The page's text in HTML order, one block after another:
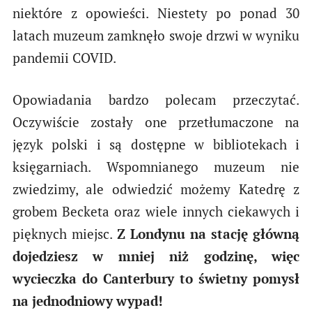
niektóre z opowieści. Niestety po ponad 30
latach muzeum zamknęło swoje drzwi w wyniku
pandemii COVID.
Opowiadania bardzo polecam przeczytać.
Oczywiście zostały one przetłumaczone na
język polski i są dostępne w bibliotekach i
księgarniach. Wspomnianego muzeum nie
zwiedzimy, ale odwiedzić możemy Katedrę z
grobem Becketa oraz wiele innych ciekawych i
pięknych miejsc. Z Londynu na stację główną
dojedziesz w mniej niż godzinę, więc
wycieczka do Canterbury to świetny pomysł
na jednodniowy wypad!